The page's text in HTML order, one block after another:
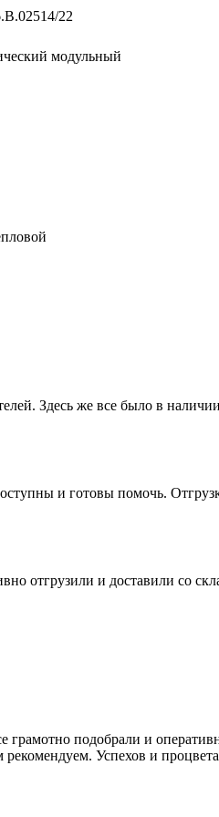
22
модульный
Здесь же все было в
и готовы помочь.
отгрузили и доставили со
подобрали и
Успехов и